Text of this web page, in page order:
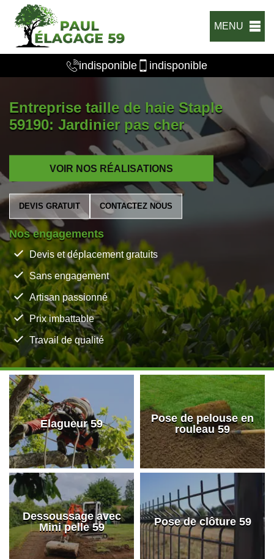
MENU
indisponible indisponible
Entreprise taille de haie Staple
59190: Jardinier pas cher
VOIR NOS RÉALISATIONS
DEVIS GRATUIT CONTACTEZ NOUS
Nos engagements
Devis et déplacement gratuits
Sans engagement
Artisan passionné
Prix imbattable
Travail de qualité
Elagueur 59
Pose de pelouse en
rouleau 59
Dessoussage avec
Mini pelle 59
Pose de clôture 59